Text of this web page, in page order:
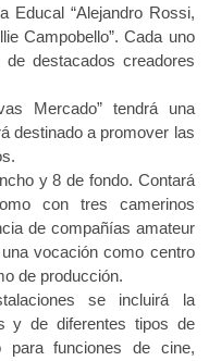
Educal “Alejandro Rossi,
Campobello”. Cada uno
destacados creadores
Mercado” tendrá una
destinado a promover las
y 8 de fondo. Contará
con tres camerinos
de compañías amateur
vocación como centro
de producción.
se incluirá la
y de diferentes tipos de
para funciones de cine,